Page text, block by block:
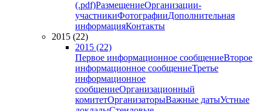
(.pdf)РазмещениеОрганизации-
участникиФотографииДополнительная
информацияКонтакты
2015 (22)
2015 (22)
Первое информационное сообщениеВторое
информационное сообщениеТретье
информационное
сообщениеОрганизационный
комитетОрганизаторыВажные датыУстные